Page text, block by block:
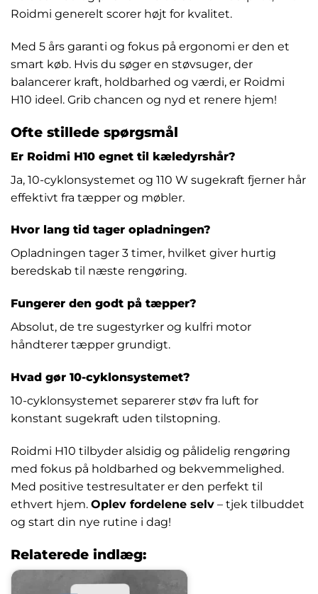
Roidmi generelt scorer højt for kvalitet.
Med 5 års garanti og fokus på ergonomi er den et
smart køb. Hvis du søger en støvsuger, der
balancerer kraft, holdbarhed og værdi, er Roidmi
H10 ideel. Grib chancen og nyd et renere hjem!
Ofte stillede spørgsmål
Er Roidmi H10 egnet til kæledyrshår?
Ja, 10-cyklonsystemet og 110 W sugekraft fjerner hår
effektivt fra tæpper og møbler.
Hvor lang tid tager opladningen?
Opladningen tager 3 timer, hvilket giver hurtig
beredskab til næste rengøring.
Fungerer den godt på tæpper?
Absolut, de tre sugestyrker og kulfri motor
håndterer tæpper grundigt.
Hvad gør 10-cyklonsystemet?
10-cyklonsystemet separerer støv fra luft for
konstant sugekraft uden tilstopning.
Roidmi H10 tilbyder alsidig og pålidelig rengøring
med fokus på holdbarhed og bekvemmelighed.
Med positive testresultater er den perfekt til
ethvert hjem. Oplev fordelene selv – tjek tilbuddet
og start din nye rutine i dag!
Relaterede indlæg: